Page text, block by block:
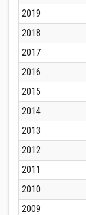
2019
2018
2017
2016
2015
2014
2013
2012
2011
2010
2009